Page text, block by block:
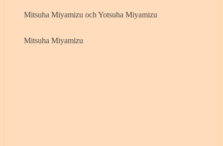
Mitsuha Miyamizu och Yotsuha Miyamizu
Mitsuha Miyamizu